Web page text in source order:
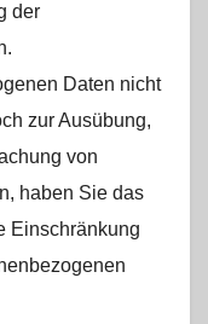
der
Daten nicht
zur Ausübung,
von
haben Sie das
Einschränkung